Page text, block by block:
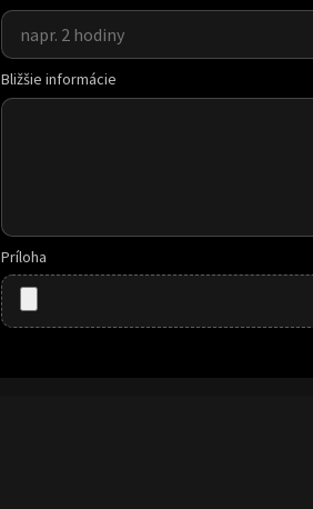
Bližšie informácie
Príloha